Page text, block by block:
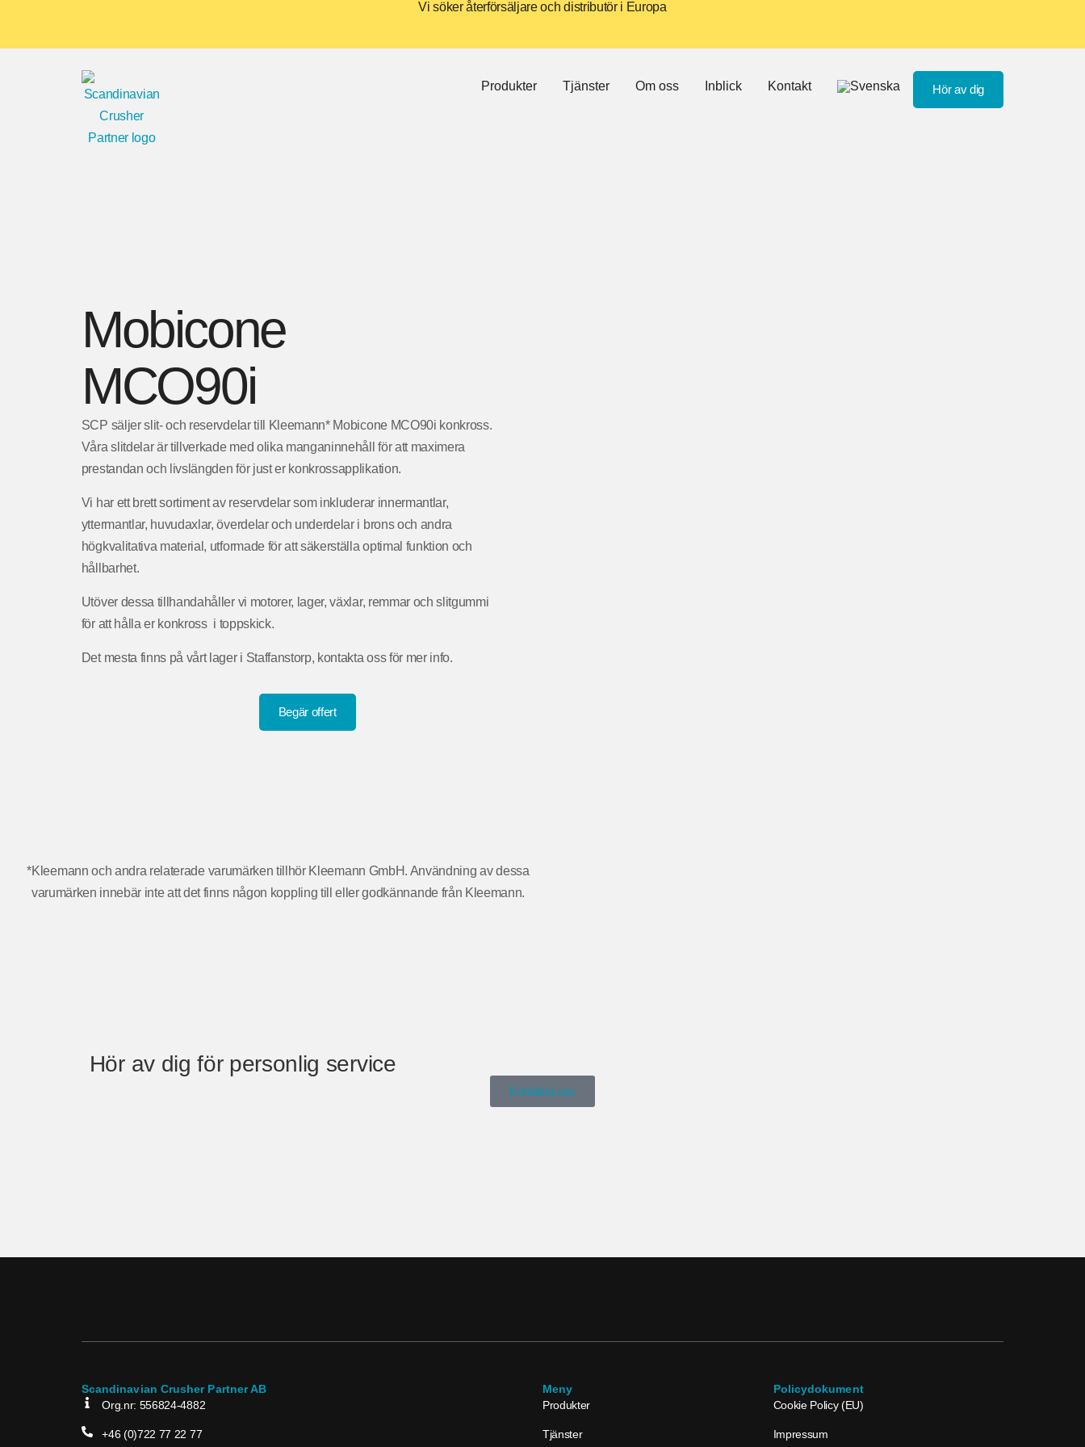
Vi söker återförsäljare och distributör i Europa
Produkter Tjänster Om oss Inblick Kontakt Hör av dig
Mobicone
MCO90i
SCP säljer slit- och reservdelar till Kleemann* Mobicone MCO90i konkross.
Våra slitdelar är tillverkade med olika manganinnehåll för att maximera
prestandan och livslängden för just er konkrossapplikation.
Vi har ett brett sortiment av reservdelar som inkluderar innermantlar,
yttermantlar, huvudaxlar, överdelar och underdelar i brons och andra
högkvalitativa material, utformade för att säkerställa optimal funktion och
hållbarhet.
Utöver dessa tillhandahåller vi motorer, lager, växlar, remmar och slitgummi
för att hålla er konkross i toppskick.
Det mesta finns på vårt lager i Staffanstorp, kontakta oss för mer info.
Begär offert
*Kleemann och andra relaterade varumärken tillhör Kleemann GmbH. Användning av dessa
varumärken innebär inte att det finns någon koppling till eller godkännande från Kleemann.
Hör av dig för personlig service
Kontakta oss
Scandinavian Crusher Partner AB
Org.nr: 556824-4882
+46 (0)722 77 22 77
Meny
Produkter
Tjänster
Policydokument
Cookie Policy (EU)
Impressum